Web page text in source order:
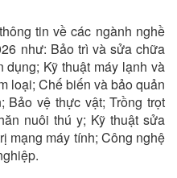
tin về các ngành nghề
như: Bảo trì và sửa chữa
Kỹ thuật máy lạnh và
loại; Chế biến và bảo quản
Bảo vệ thực vật; Trồng trọt
nuôi thú y; Kỹ thuật sửa
mạng máy tính; Công nghệ